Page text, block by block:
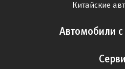
Китайские
Автомобили